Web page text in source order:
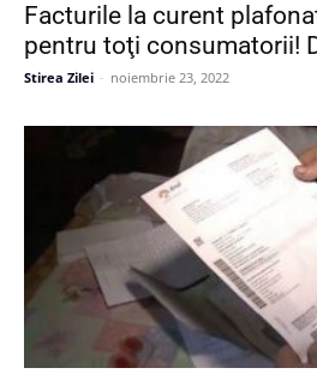
Facturile la curent
pentru toţi consumatorii!
Stirea Zilei - noiembrie 23, 2022